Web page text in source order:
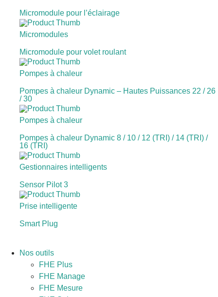
Micromodule pour l’éclairage
Micromodules
Micromodule pour volet roulant
Pompes à chaleur
Pompes à chaleur Dynamic – Hautes Puissances 22 / 26
/ 30
Pompes à chaleur
Pompes à chaleur Dynamic 8 / 10 / 12 (TRI) / 14 (TRI) /
16 (TRI)
Gestionnaires intelligents
Sensor Pilot 3
Prise intelligente
Smart Plug
Nos outils
FHE Plus
FHE Manage
FHE Mesure